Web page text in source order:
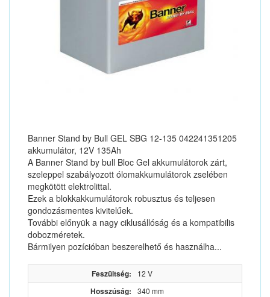
Banner Stand by Bull GEL SBG 12-135 042241351205
akkumulátor, 12V 135Ah
A Banner Stand by bull Bloc Gel akkumulátorok zárt,
szeleppel szabályozott ólomakkumulátorok zselében
megkötött elektrolittal.
Ezek a blokkakkumulátorok robusztus és teljesen
gondozásmentes kivitelűek.
További előnyük a nagy ciklusállóság és a kompatibilis
dobozméretek.
Bármilyen pozícióban beszerelhető és használha...
Feszültség: 12 V
Hosszúság: 340 mm